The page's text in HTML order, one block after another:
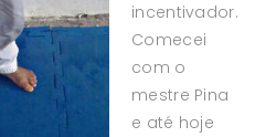
incentivador.
Comecei
com o
mestre Pina
e até hoje